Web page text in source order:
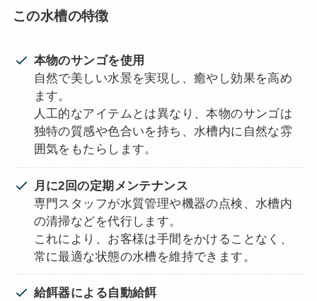
この水槽の特徴
本物のサンゴを使用
自然で美しい水景を実現し、癒やし効果を高め
ます。
人工的なアイテムとは異なり、本物のサンゴは
独特の質感や色合いを持ち、水槽内に自然な雰
囲気をもたらします。
月に2回の定期メンテナンス
専門スタッフが水質管理や機器の点検、水槽内
の清掃などを代行します。
これにより、お客様は手間をかけることなく、
常に最適な状態の水槽を維持できます。
給餌器による自動給餌